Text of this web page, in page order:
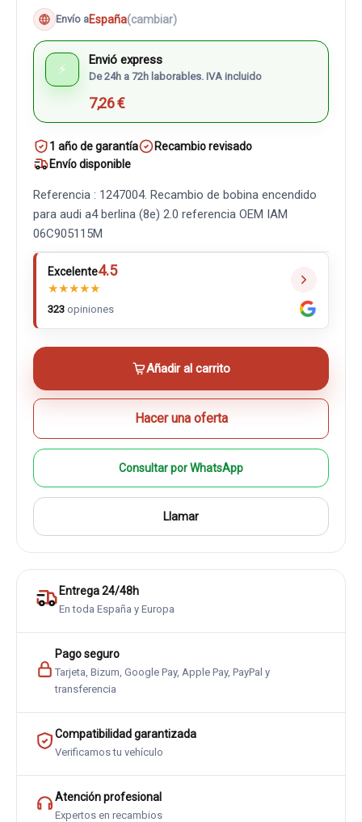
Envío aEspaña(cambiar)
⚡
Envió express
De 24h a 72h laborables. IVA incluido
7,26 €
1 año de garantía
Recambio revisado
Envío disponible
Referencia : 1247004. Recambio de bobina encendido
para audi a4 berlina (8e) 2.0 referencia OEM IAM
06C905115M
Excelente4.5
★★★★★
323 opiniones
Añadir al carrito
Hacer una oferta
Consultar por WhatsApp
Llamar
Entrega 24/48h
En toda España y Europa
Pago seguro
Tarjeta, Bizum, Google Pay, Apple Pay, PayPal y
transferencia
Compatibilidad garantizada
Verificamos tu vehículo
Atención profesional
Expertos en recambios